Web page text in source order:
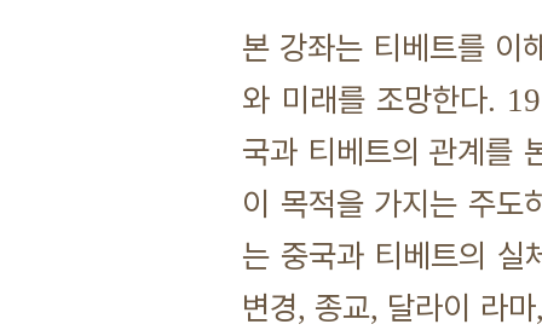
본 강좌는 티베트를 이
와 미래를 조망한다.
국과 티베트의 관계를
이 목적을 가지는 주도
는 중국과 티베트의 실
변경, 종교, 달라이 라마